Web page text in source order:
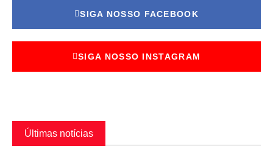
SIGA NOSSO FACEBOOK
SIGA NOSSO INSTAGRAM
Últimas notícias